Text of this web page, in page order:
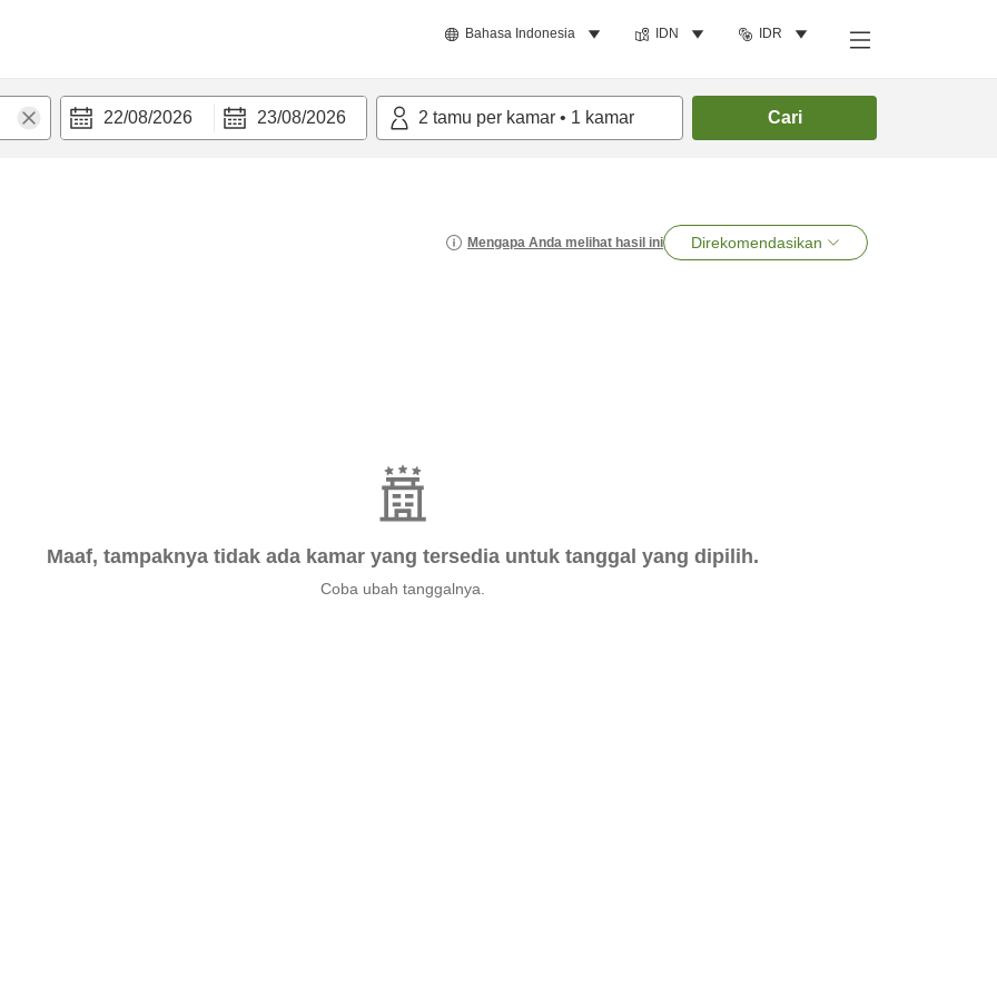
Bahasa Indonesia IDN IDR
22/08/2026 23/08/2026 2 tamu per kamar • 1 kamar Cari
Mengapa Anda melihat hasil ini Direkomendasikan
Maaf, tampaknya tidak ada kamar yang tersedia untuk tanggal yang dipilih.
Coba ubah tanggalnya.